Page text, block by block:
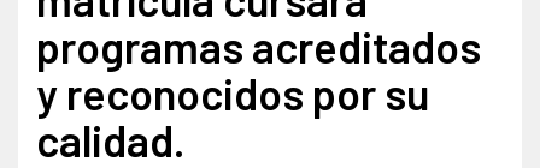
programas acreditados
y reconocidos por su
calidad.